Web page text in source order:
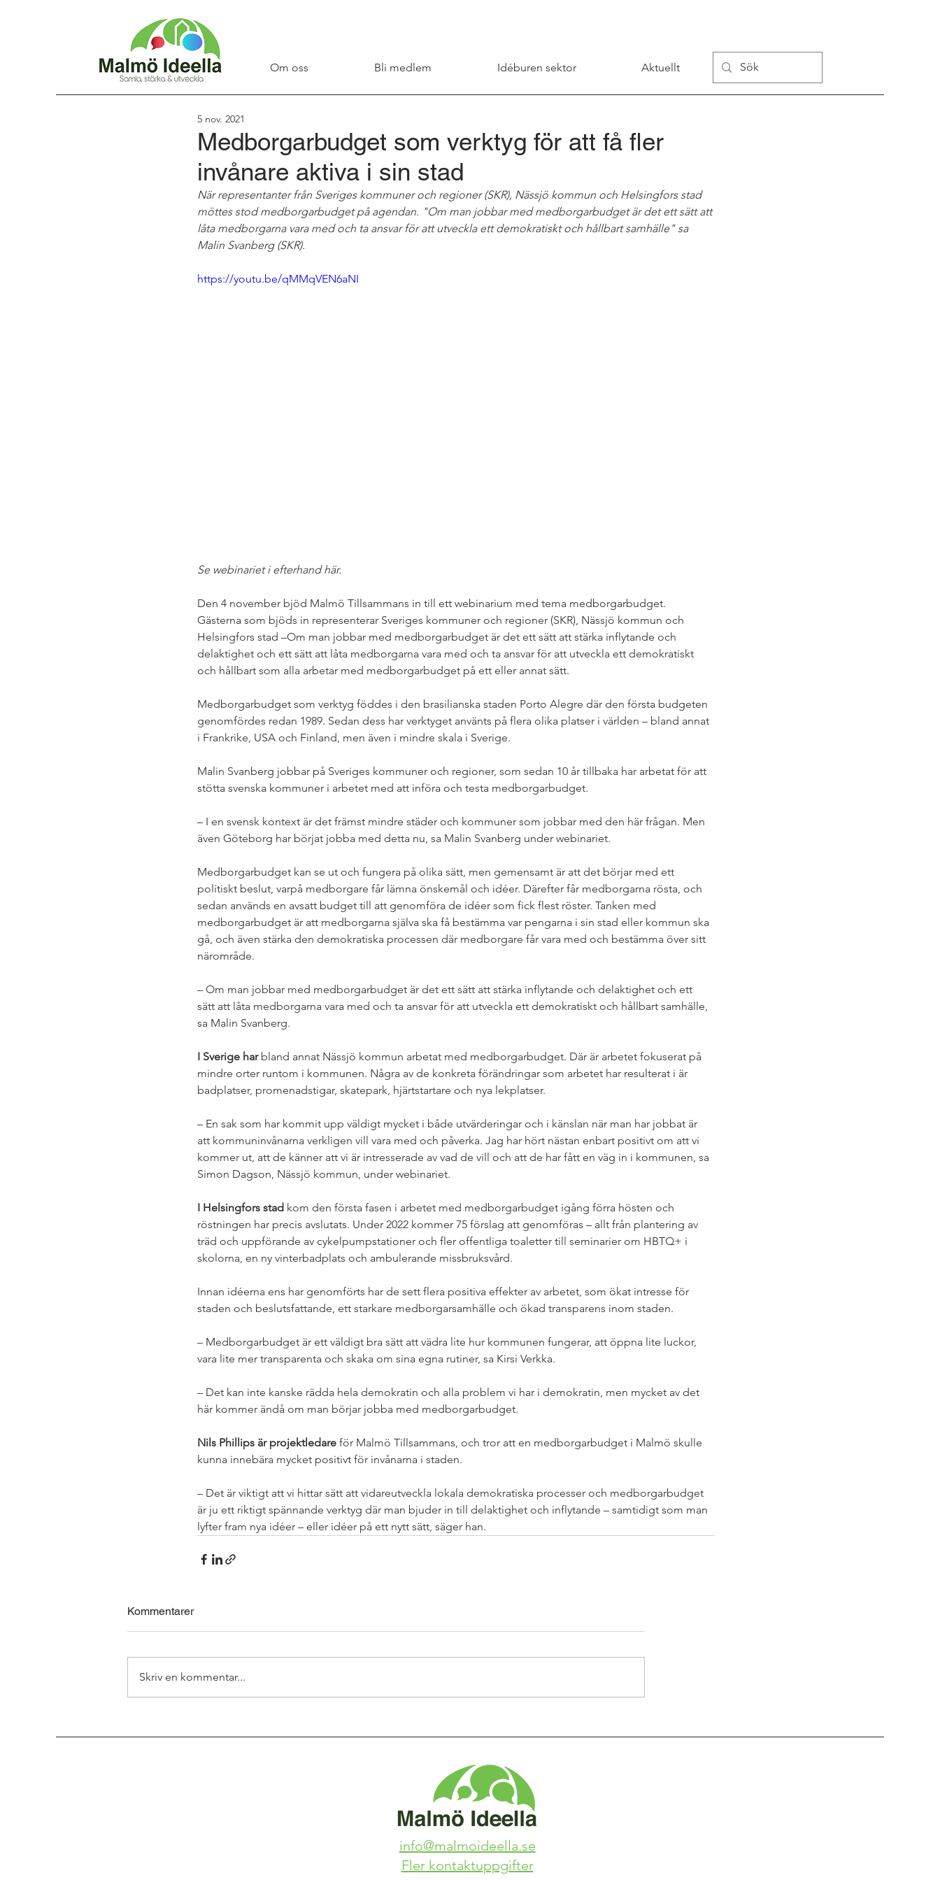
Om oss Bli medlem Idéburen sektor Aktuellt
Medborgarbudget som verktyg för att få fler
invånare aktiva i sin stad
5 nov. 2021
När representanter från Sveriges kommuner och regioner (SKR), Nässjö kommun och Helsingfors stad
möttes stod medborgarbudget på agendan. "Om man jobbar med medborgarbudget är det ett sätt att
låta medborgarna vara med och ta ansvar för att utveckla ett demokratiskt och hållbart samhälle" sa
Malin Svanberg (SKR).
https://youtu.be/qMMqVEN6aNI
Se webinariet i efterhand här.
Den 4 november bjöd Malmö Tillsammans in till ett webinarium med tema medborgarbudget.
Gästerna som bjöds in representerar Sveriges kommuner och regioner (SKR), Nässjö kommun och
Helsingfors stad –Om man jobbar med medborgarbudget är det ett sätt att stärka inflytande och
delaktighet och ett sätt att låta medborgarna vara med och ta ansvar för att utveckla ett demokratiskt
och hållbart som alla arbetar med medborgarbudget på ett eller annat sätt.
Medborgarbudget som verktyg föddes i den brasilianska staden Porto Alegre där den första budgeten
genomfördes redan 1989. Sedan dess har verktyget använts på flera olika platser i världen – bland annat
i Frankrike, USA och Finland, men även i mindre skala i Sverige.
Malin Svanberg jobbar på Sveriges kommuner och regioner, som sedan 10 år tillbaka har arbetat för att
stötta svenska kommuner i arbetet med att införa och testa medborgarbudget.
– I en svensk kontext är det främst mindre städer och kommuner som jobbar med den här frågan. Men
även Göteborg har börjat jobba med detta nu, sa Malin Svanberg under webinariet.
Medborgarbudget kan se ut och fungera på olika sätt, men gemensamt är att det börjar med ett
politiskt beslut, varpå medborgare får lämna önskemål och idéer. Därefter får medborgarna rösta, och
sedan används en avsatt budget till att genomföra de idéer som fick flest röster. Tanken med
medborgarbudget är att medborgarna själva ska få bestämma var pengarna i sin stad eller kommun ska
gå, och även stärka den demokratiska processen där medborgare får vara med och bestämma över sitt
närområde.
– Om man jobbar med medborgarbudget är det ett sätt att stärka inflytande och delaktighet och ett
sätt att låta medborgarna vara med och ta ansvar för att utveckla ett demokratiskt och hållbart samhälle,
sa Malin Svanberg.
I Sverige har bland annat Nässjö kommun arbetat med medborgarbudget. Där är arbetet fokuserat på
mindre orter runtom i kommunen. Några av de konkreta förändringar som arbetet har resulterat i är
badplatser, promenadstigar, skatepark, hjärtstartare och nya lekplatser.
– En sak som har kommit upp väldigt mycket i både utvärderingar och i känslan när man har jobbat är
att kommuninvånarna verkligen vill vara med och påverka. Jag har hört nästan enbart positivt om att vi
kommer ut, att de känner att vi är intresserade av vad de vill och att de har fått en väg in i kommunen, sa
Simon Dagson, Nässjö kommun, under webinariet.
I Helsingfors stad kom den första fasen i arbetet med medborgarbudget igång förra hösten och
röstningen har precis avslutats. Under 2022 kommer 75 förslag att genomföras – allt från plantering av
träd och uppförande av cykelpumpstationer och fler offentliga toaletter till seminarier om HBTQ+ i
skolorna, en ny vinterbadplats och ambulerande missbruksvård.
Innan idéerna ens har genomförts har de sett flera positiva effekter av arbetet, som ökat intresse för
staden och beslutsfattande, ett starkare medborgarsamhälle och ökad transparens inom staden.
– Medborgarbudget är ett väldigt bra sätt att vädra lite hur kommunen fungerar, att öppna lite luckor,
vara lite mer transparenta och skaka om sina egna rutiner, sa Kirsi Verkka.
– Det kan inte kanske rädda hela demokratin och alla problem vi har i demokratin, men mycket av det
här kommer ändå om man börjar jobba med medborgarbudget.
Nils Phillips är projektledare för Malmö Tillsammans, och tror att en medborgarbudget i Malmö skulle
kunna innebära mycket positivt för invånarna i staden.
– Det är viktigt att vi hittar sätt att vidareutveckla lokala demokratiska processer och medborgarbudget
är ju ett riktigt spännande verktyg där man bjuder in till delaktighet och inflytande – samtidigt som man
lyfter fram nya idéer – eller idéer på ett nytt sätt, säger han.
Kommentarer
Skriv en kommentar...
info@malmoideella.se
Fler kontaktuppgifter